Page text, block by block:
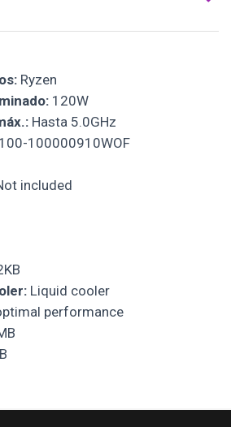
Ryzen
120W
Hasta 5.0GHz
100-100000910WOF
included
Liquid cooler
performance